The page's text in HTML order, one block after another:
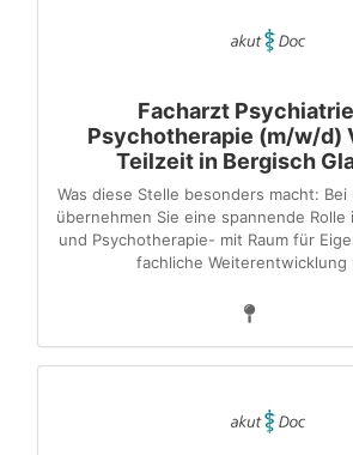
Facharzt
Psychotherapie (m/w/d)
Teilzeit in Bergisch
Was diese Stelle besonders macht:
übernehmen Sie eine spannende Rolle
und Psychotherapie- mit Raum für
fachliche Weiterentwicklung